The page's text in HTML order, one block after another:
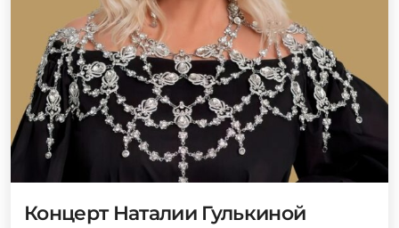
Концерт Наталии Гулькиной